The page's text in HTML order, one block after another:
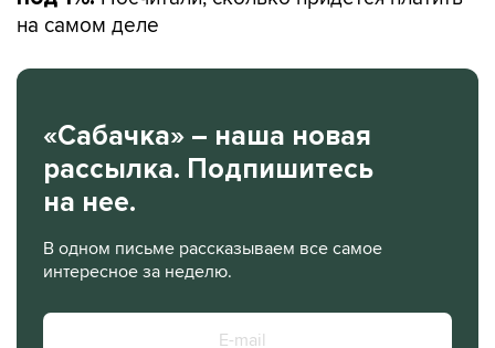
на самом деле
«Сабачка» – наша новая
рассылка. Подпишитесь
на нее.
В одном письме рассказываем все самое
интересное за неделю.